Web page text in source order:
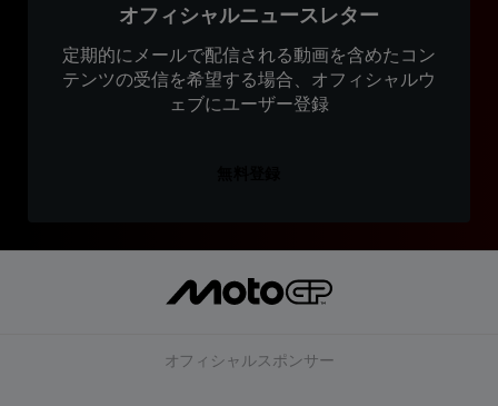
オフィシャルニュースレター
定期的にメールで配信される動画を含めたコン
テンツの受信を希望する場合、オフィシャルウ
ェブにユーザー登録
オフィシャルスポンサー